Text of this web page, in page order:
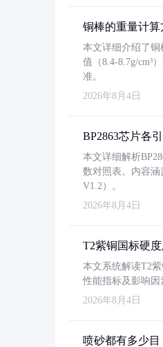
铜棒的重量计
本文详细介绍了
值（8.4-8.7g/cm³
准。
2026年8月4日
BP2863芯片各
本文详细解析
数对照表。内容
V1.2）。
2026年8月4日
T2紫铜国标硬
本文系统解读T2
性能指标及影响因
2026年8月4日
喷砂都有多少目